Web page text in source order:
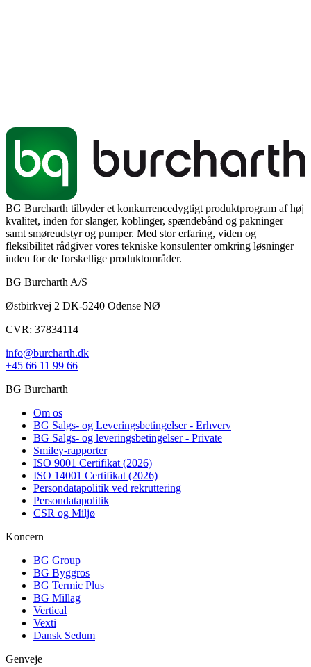
BG Burcharth tilbyder et konkurrencedygtigt produktprogram af høj
kvalitet, inden for slanger, koblinger, spændebånd og pakninger
samt smøreudstyr og pumper. Med stor erfaring, viden og
fleksibilitet rådgiver vores tekniske konsulenter omkring løsninger
inden for de forskellige produktområder.
BG Burcharth A/S
Østbirkvej 2 DK-5240 Odense NØ
CVR: 37834114
info@burcharth.dk
+45 66 11 99 66
BG Burcharth
Om os
BG Salgs- og Leveringsbetingelser - Erhverv
BG Salgs- og leveringsbetingelser - Private
Smiley-rapporter
ISO 9001 Certifikat (2026)
ISO 14001 Certifikat (2026)
Persondatapolitik ved rekruttering
Persondatapolitik
CSR og Miljø
Koncern
BG Group
BG Byggros
BG Termic Plus
BG Millag
Vertical
Vexti
Dansk Sedum
Genveje